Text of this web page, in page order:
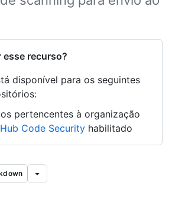
esse recurso?
disponível para os seguintes
pertencentes à organização
Code Security habilitado